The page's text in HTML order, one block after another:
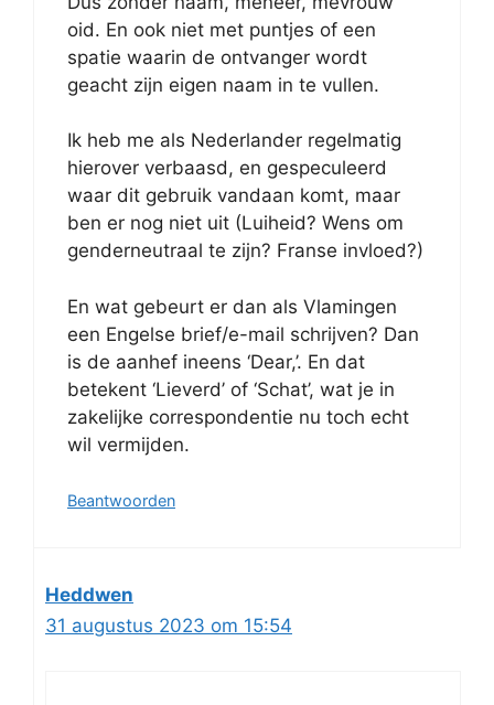
oid. En ook niet met puntjes of een
spatie waarin de ontvanger wordt
geacht zijn eigen naam in te vullen.
Ik heb me als Nederlander regelmatig
hierover verbaasd, en gespeculeerd
waar dit gebruik vandaan komt, maar
ben er nog niet uit (Luiheid? Wens om
genderneutraal te zijn? Franse invloed?)
En wat gebeurt er dan als Vlamingen
een Engelse brief/e-mail schrijven? Dan
is de aanhef ineens ‘Dear,’. En dat
betekent ‘Lieverd’ of ‘Schat’, wat je in
zakelijke correspondentie nu toch echt
wil vermijden.
Beantwoorden
Heddwen
31 augustus 2023 om 15:54